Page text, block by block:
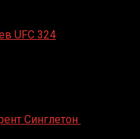
UFC 324
Синглетон